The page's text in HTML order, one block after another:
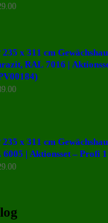
235 x 311 cm
RAL 7016 |
235 x 311 cm
6005 | Aktionsset – Profi